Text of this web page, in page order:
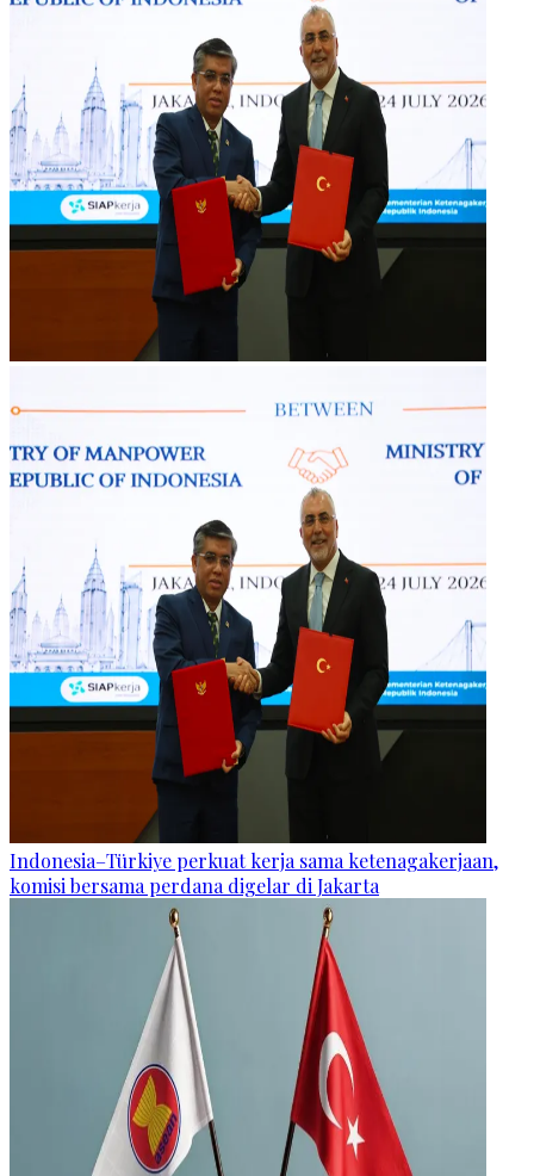
Indonesia–Türkiye perkuat kerja sama ketenagakerjaan,
komisi bersama perdana digelar di Jakarta